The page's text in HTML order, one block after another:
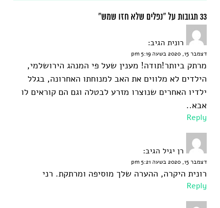
33 תגובות על “נפלים שלא חזו שמש”
רונית הגיב:
דצמבר 15, 2020 בשעה 5:19 pm
מרתק ביותר!תודה! מענין שעל פי המנהג הירושלמי,
הילדים לא מלווים את האב למנוחתו האחרונה, בגלל
ילדיו האחרים שנוצרו מזרע לבטלה וגם הם קוראים לו
אבא..
Reply
רן יגיל הגיב:
דצמבר 15, 2020 בשעה 5:21 pm
רונית היקרה, ההערה שלך מוסיפה ומרתקת. רני
Reply